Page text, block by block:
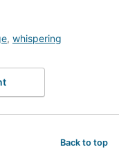
, whispering
Back to top